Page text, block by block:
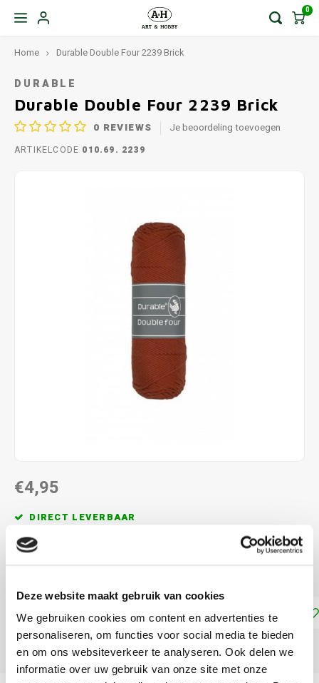
Deze website maakt gebruik van cookies
We gebruiken cookies om content en advertenties te
personaliseren, om functies voor social media te bieden
en om ons websiteverkeer te analyseren. Ook delen we
informatie over uw gebruik van onze site met onze
0
Home Durable Double Four 2239 Brick
DURABLE
Durable Double Four 2239 Brick
0 REVIEWS Je beoordeling toevoegen
ARTIKELCODE 010.69. 2239
€4,95
DIRECT LEVERBAAR
100% katoen naalddikte: 4.5 - 5.0 mm. 100 gram per bol
Toevoegen aan winkelwagen
DELEN: